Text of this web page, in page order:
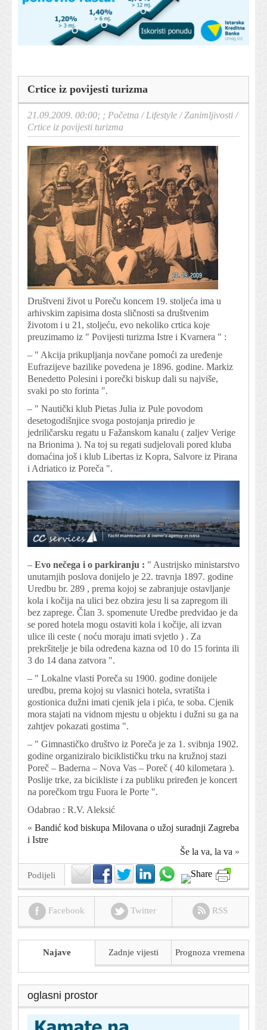
Crtice iz povijesti turizma
21.09.2009. 00:00; ; Početna /Lifestyle /Zanimljivosti /
Crtice iz povijesti turizma
Društveni život u Poreču koncem 19. stoljeća ima u
arhivskim zapisima dosta sličnosti sa društvenim
životom i u 21, stoljeću, evo nekoliko crtica koje
preuzimamo iz " Povijesti turizma Istre i Kvarnera " :
– " Akcija prikupljanja novčane pomoći za uređenje
Eufrazijeve bazilike povedena je 1896. godine. Markiz
Benedetto Polesini i porečki biskup dali su najviše,
svaki po sto forinta ".
– " Nautički klub Pietas Julia iz Pule povodom
desetogodišnjice svoga postojanja priredio je
jedriličarsku regatu u Fažanskom kanalu ( zaljev Verige
na Brionima ). Na toj su regati sudjelovali pored kluba
domaćina još i klub Libertas iz Kopra, Salvore iz Pirana
i Adriatico iz Poreča ".
– Evo nečega i o parkiranju : " Austrijsko ministarstvo
unutarnjih poslova donijelo je 22. travnja 1897. godine
Uredbu br. 289 , prema kojoj se zabranjuje ostavljanje
kola i kočija na ulici bez obzira jesu li sa zapregom ili
bez zaprege. Član 3. spomenute Uredbe predviđao je da
se pored hotela mogu ostaviti kola i kočije, ali izvan
ulice ili ceste ( noću moraju imati svjetlo ) . Za
prekršitelje je bila određena kazna od 10 do 15 forinta ili
3 do 14 dana zatvora ".
– " Lokalne vlasti Poreča su 1900. godine donijele
uredbu, prema kojoj su vlasnici hotela, svratišta i
gostionica dužni imati cjenik jela i pića, te soba. Cjenik
mora stajati na vidnom mjestu u objektu i dužni su ga na
zahtjev pokazati gostima ".
– " Gimnastičko društvo iz Poreča je za 1. svibnja 1902.
godine organiziralo biciklističku trku na kružnoj stazi
Poreč – Baderna – Nova Vas – Poreč ( 40 kilometara ).
Poslije trke, za bicikliste i za publiku priređen je koncert
na porečkom trgu Fuora le Porte ".
Odabrao : R.V. Aleksić
« Bandić kod biskupa Milovana o užoj suradnji Zagreba
i Istre
Še la va, la va »
Podijeli
Facebook Twitter RSS
Najave Zadnje vijesti Prognoza vremena
oglasni prostor